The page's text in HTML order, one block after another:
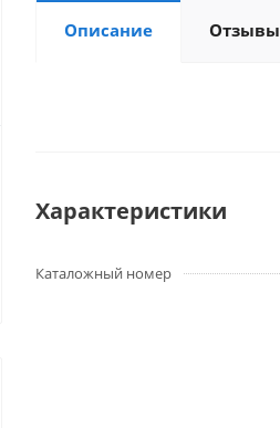
Описание Отзывы
Характеристики
Каталожный номер